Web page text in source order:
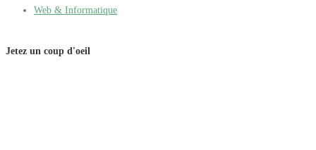
Web & Informatique
Jetez un coup d'oeil